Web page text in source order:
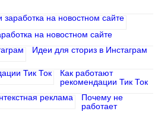
на новостном сайте
Идеи для сториз в Инстаграм
Как работают
рекомендации Тик Ток
Почему не
работает